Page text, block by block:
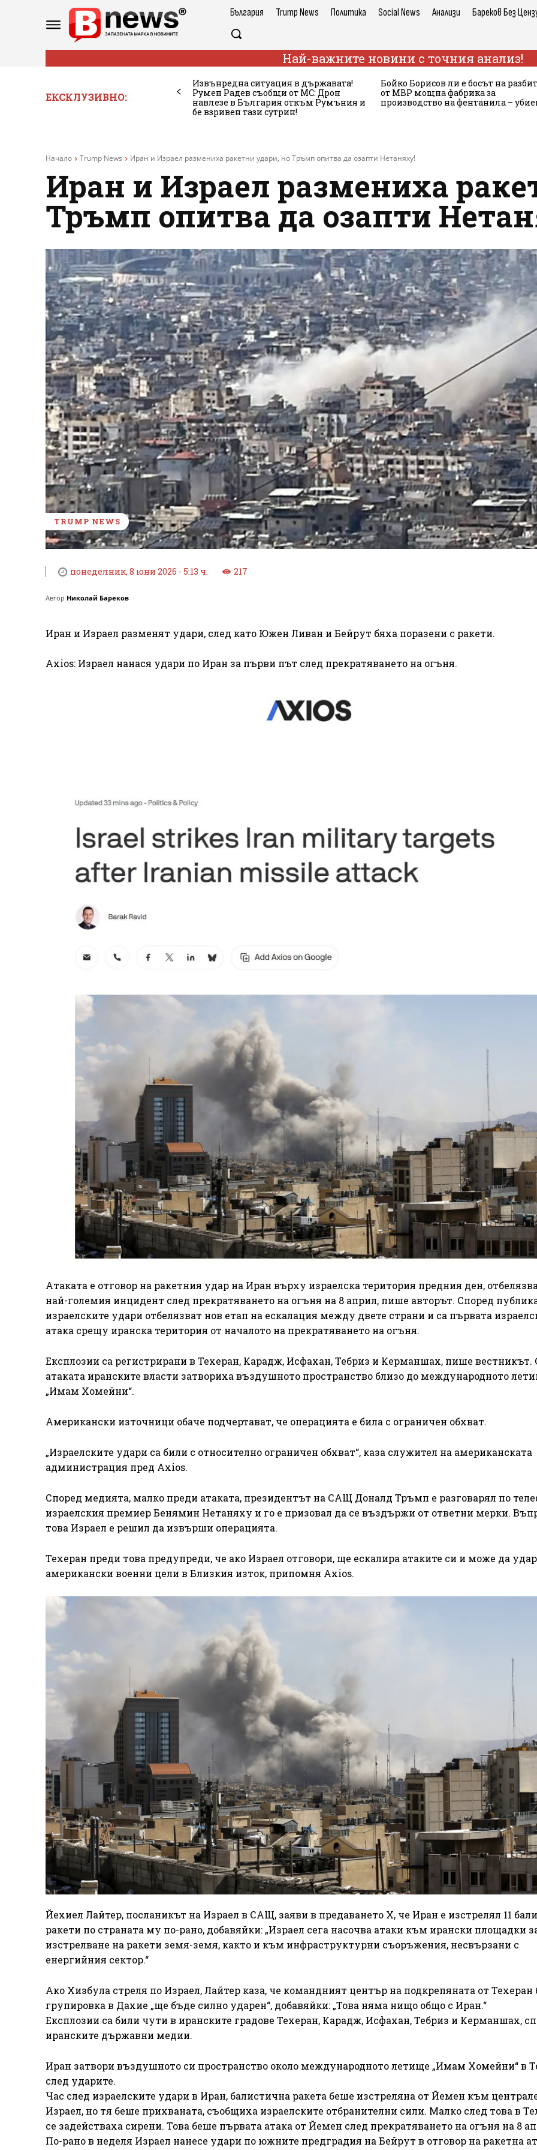
България Trump News Политика Social News Анализи Бареков Без
Най-важните новини с точния анализ!
ЕКСКЛУЗИВНО:
Извънредна ситуация в държавата!
Румен Радев съобщи от МС: Дрон
навлезе в България откъм Румъния и
бе взривен тази сутрин!
Бойко Борисов ли е босът на
от МВР мощна фабрика за
производство на фентанила –
Начало Trump News Иран и Израел размениха ракетни удари, но Тръмп опитва да озапти Нетаняху!
Иран и Израел размениха
Тръмп опитва да озапти
TRUMP NEWS
понеделник, 8 юни 2026 - 5:13 ч. 217
Автор Николай Бареков
Иран и Израел разменят удари, след като Южен Ливан и Бейрут бяха поразени с ракети.
Axios: Израел нанася удари по Иран за първи път след прекратяването на огъня.
Атаката е отговор на ракетния удар на Иран върху израелска територия предния ден,
най-големия инцидент след прекратяването на огъня на 8 април, пише авторът. Според
израелските удари отбелязват нов етап на ескалация между двете страни и са първата
атака срещу иранска територия от началото на прекратяването на огъня.
Експлозии са регистрирани в Техеран, Карадж, Исфахан, Тебриз и Керманшах, пише вестникът.
атаката иранските власти затвориха въздушното пространство близо до международното
„Имам Хомейни“.
Американски източници обаче подчертават, че операцията е била с ограничен обхват.
„Израелските удари са били с относително ограничен обхват“, каза служител на американската
администрация пред Axios.
Според медията, малко преди атаката, президентът на САЩ Доналд Тръмп е разговарял по
израелския премиер Бенямин Нетаняху и го е призовал да се въздържи от ответни мерки.
това Израел е решил да извърши операцията.
Техеран преди това предупреди, че ако Израел отговори, ще ескалира атаките си и може да
американски военни цели в Близкия изток, припомня Axios.
Йехиел Лайтер, посланикът на Израел в САЩ, заяви в предаването X, че Иран е изстрелял 11
ракети по страната му по-рано, добавяйки: „Израел сега насочва атаки към ирански площадки
изстрелване на ракети земя-земя, както и към инфраструктурни съоръжения, несвързани с
енергийния сектор.“
Ако Хизбула стреля по Израел, Лайтер каза, че командният център на подкрепяната от Техеран
групировка в Дахие „ще бъде силно ударен“, добавяйки: „Това няма нищо общо с Иран.“
Експлозии са били чути в иранските градове Техеран, Карадж, Исфахан, Тебриз и Керманшах,
иранските държавни медии.
Иран затвори въздушното си пространство около международното летище „Имам Хомейни“ в
след ударите.
Час след израелските удари в Иран, балистична ракета беше изстреляна от Йемен към
Израел, но тя беше прихваната, съобщиха израелските отбранителни сили. Малко след това в
се задействаха сирени. Това беше първата атака от Йемен след прекратяването на огъня на 8
По-рано в неделя Израел нанесе удари по южните предградия на Бейрут в отговор на ракетна